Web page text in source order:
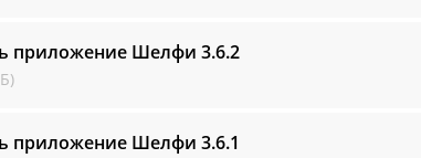
приложение Шелфи 3.6.2
приложение Шелфи 3.6.1